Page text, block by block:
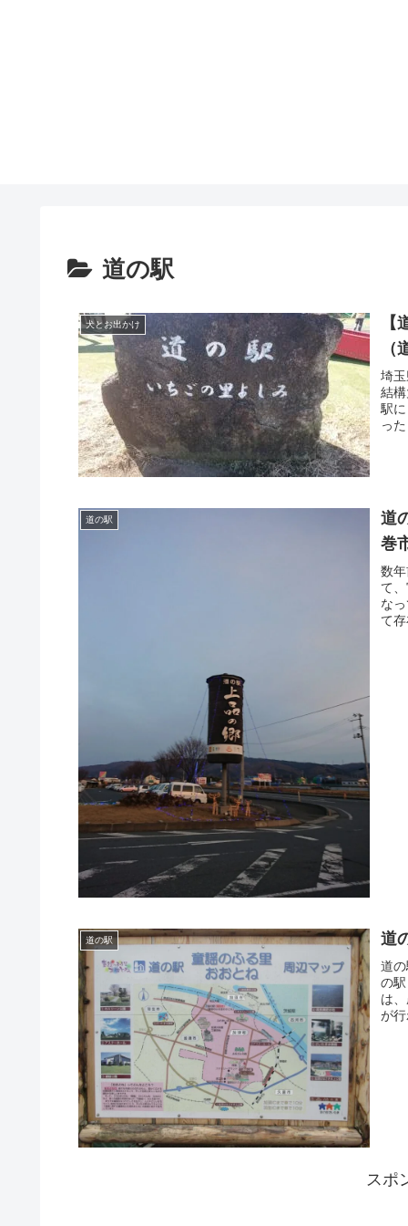
道の駅
犬とお出かけ
埼
結
駅
っ
道の駅
道
巻
数
て
な
て
道の駅 道
道
の
は
が
スポ